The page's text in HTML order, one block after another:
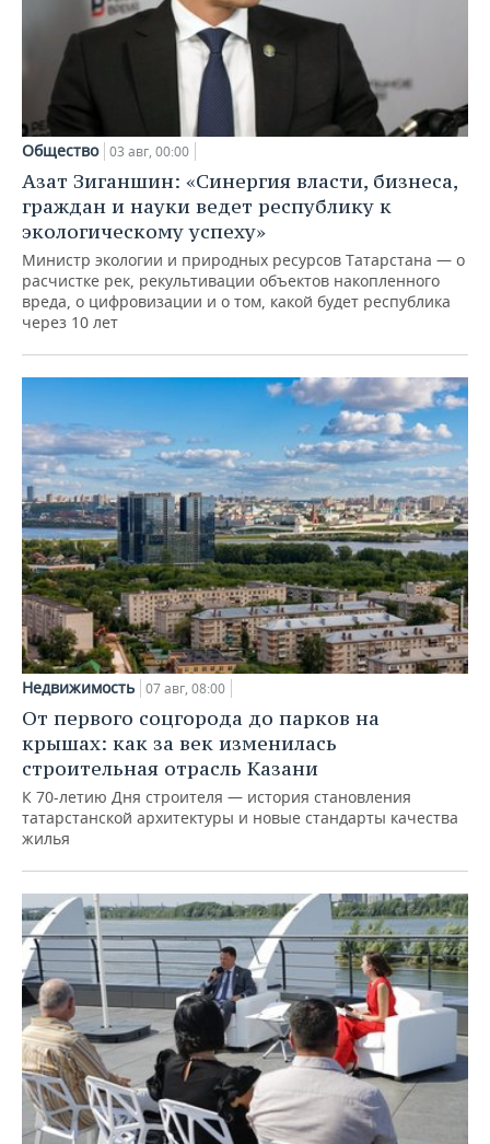
Общество 03 авг, 00:00
Азат Зиганшин: «Синергия власти, бизнеса,
граждан и науки ведет республику к
экологическому успеху»
Министр экологии и природных ресурсов Татарстана — о
расчистке рек, рекультивации объектов накопленного
вреда, о цифровизации и о том, какой будет республика
через 10 лет
Недвижимость 07 авг, 08:00
От первого соцгорода до парков на
крышах: как за век изменилась
строительная отрасль Казани
К 70-летию Дня строителя — история становления
татарстанской архитектуры и новые стандарты качества
жилья